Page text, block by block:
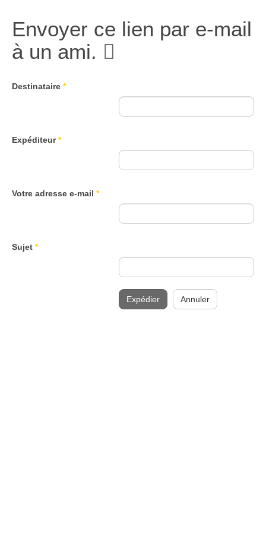
Envoyer ce lien par e-mail
à un ami.
Destinataire *
Expéditeur*
Votre adresse e-mail *
Sujet *
Expédier Annuler